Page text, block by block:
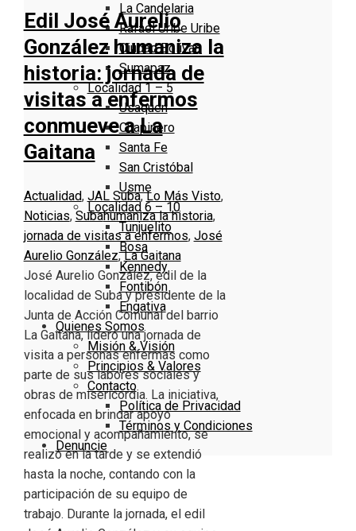
La Candelaria
Rafael Uribe Uribe
Ciudad Bolivar
Sumapaz
Localidad 1 – 5
Usaquen
Chapinero
Santa Fe
San Cristóbal
Usme
Localidad 6 – 10
Tunjuelito
Bosa
Kennedy
Fontibón
Engativa
Quienes Somos
Misión & Visión
Principios & Valores
Contacto
Política de Privacidad
Términos y Condiciones
Denuncie
Edil José Aurelio
González humaniza la
historia: jornada de
visitas a enfermos
conmueve a La
Gaitana
Actualidad, JAL Suba,Lo Más Visto,
Noticias, Subahumaniza la historia,
jornada de visitas a enfermos, José
Aurelio González,La Gaitana
José Aurelio González, edil de la
localidad de Suba y presidente de la
Junta de Acción Comunal del barrio
La Gaitana, lideró una jornada de
visita a personas enfermas como
parte de sus labores sociales y
obras de misericordia. La iniciativa,
enfocada en brindar apoyo
emocional y acompañamiento, se
realizó en la tarde y se extendió
hasta la noche, contando con la
participación de su equipo de
trabajo. Durante la jornada, el edil